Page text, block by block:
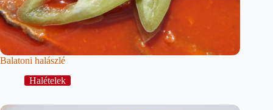
Balatoni halászlé
Halételek